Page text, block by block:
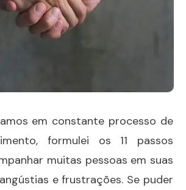
em constante processo de
formulei os 11 passos
muitas pessoas em suas
e frustrações. Se puder